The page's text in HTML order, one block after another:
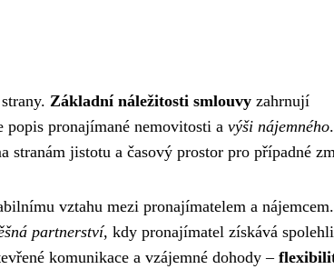
Základní náležitosti smlouvy zahrnují
pronajímané nemovitosti a výši nájemného.
jistotu a časový prostor pro případné
vztahu mezi pronajímatelem a nájemcem.
partnerství, kdy pronajímatel získává
komunikace a vzájemné dohody –